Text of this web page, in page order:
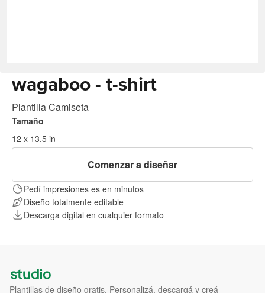
wagaboo - t-shirt
Plantilla Camiseta
Tamaño
12 x 13.5 in
Comenzar a diseñar
Pedí impresiones es en minutos
Diseño totalmente editable
Descarga digital en cualquier formato
Plantillas de diseño gratis. Personalizá, descargá y creá